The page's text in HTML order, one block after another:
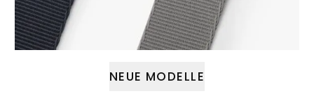
NEUE MODELLE